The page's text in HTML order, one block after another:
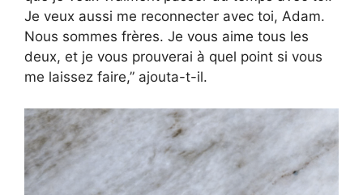
Je veux aussi me reconnecter avec toi, Adam.
Nous sommes frères. Je vous aime tous les
deux, et je vous prouverai à quel point si vous
me laissez faire,” ajouta-t-il.